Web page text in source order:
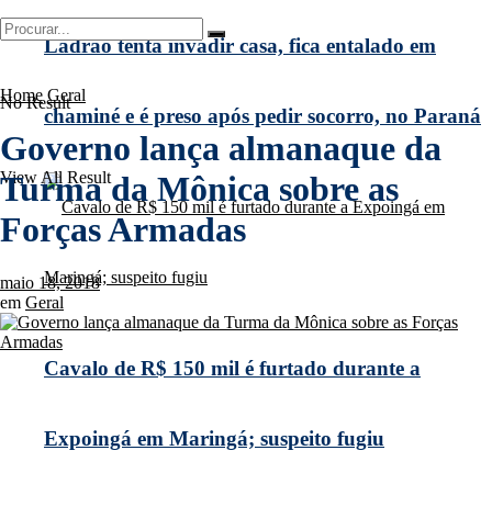
Ladrão tenta invadir casa, fica entalado em
chaminé e é preso após pedir socorro, no Paraná
Cavalo de R$ 150 mil é furtado durante a
Expoingá em Maringá; suspeito fugiu
No Result
View All Result
Home Geral
Governo lança almanaque da
Turma da Mônica sobre as
Forças Armadas
maio 18, 2018
em Geral